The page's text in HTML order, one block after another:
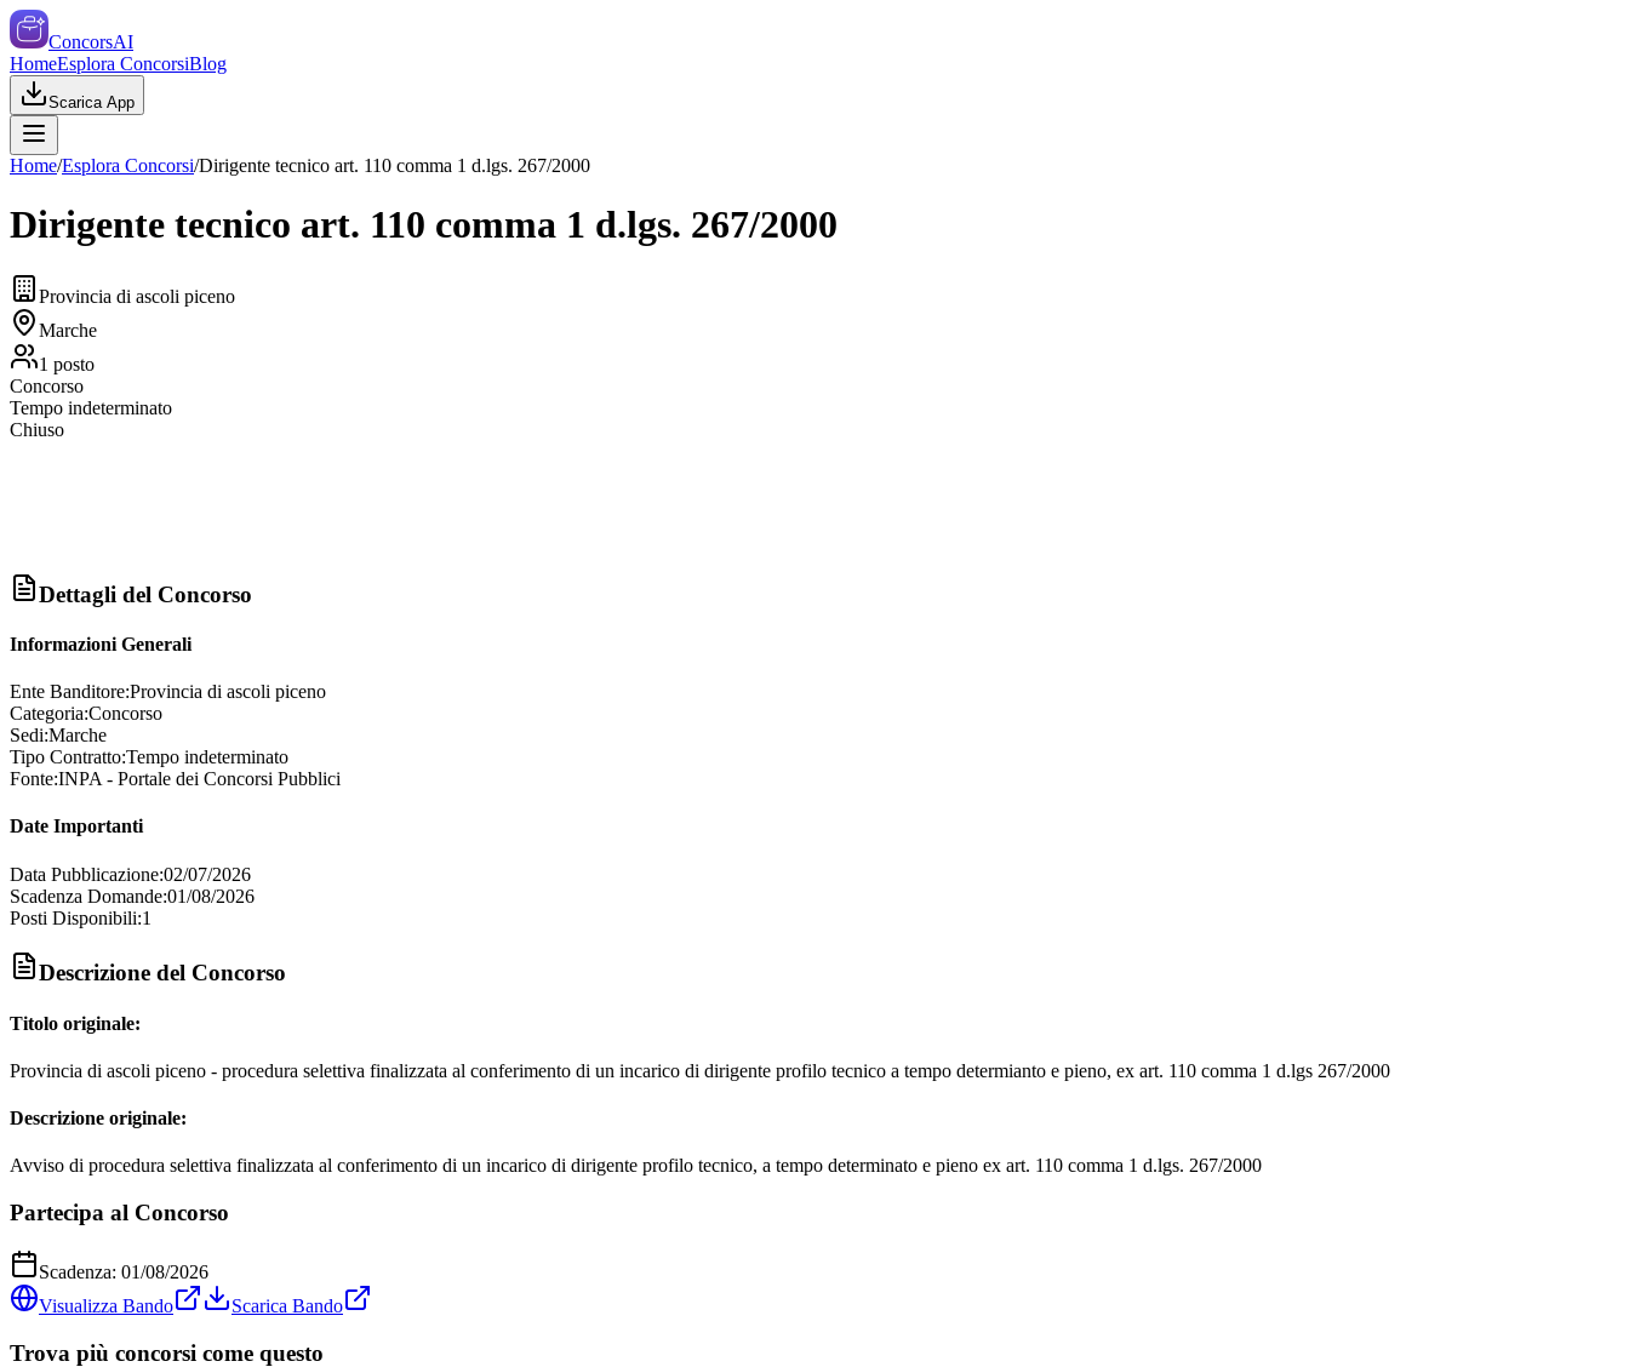
ConcorsAI
HomeEsplora ConcorsiBlog
Scarica App
Home/Esplora Concorsi/Dirigente tecnico art. 110 comma 1 d.lgs. 267/2000
Dirigente tecnico art. 110 comma 1 d.lgs. 267/2000
Provincia di ascoli piceno
Marche
1 posto
Concorso
Tempo indeterminato
Chiuso
Dettagli del Concorso
Informazioni Generali
Ente Banditore:Provincia di ascoli piceno
Categoria:Concorso
Sedi:Marche
Tipo Contratto:Tempo indeterminato
Fonte:INPA - Portale dei Concorsi Pubblici
Date Importanti
Data Pubblicazione:02/07/2026
Scadenza Domande:01/08/2026
Posti Disponibili:1
Descrizione del Concorso
Titolo originale:
Provincia di ascoli piceno - procedura selettiva finalizzata al conferimento di un incarico di dirigente profilo tecnico a tempo determianto e pieno, ex art. 110 comma 1 d.lgs 267/2000
Descrizione originale:
Avviso di procedura selettiva finalizzata al conferimento di un incarico di dirigente profilo tecnico, a tempo determinato e pieno ex art. 110 comma 1 d.lgs. 267/2000
Partecipa al Concorso
Scadenza: 01/08/2026
Visualizza Bando
Scarica Bando
Trova più concorsi come questo